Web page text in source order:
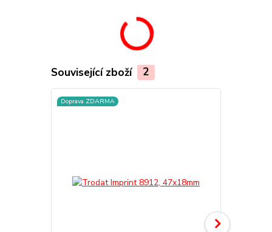
Související zboží 2
Doprava ZDARMA